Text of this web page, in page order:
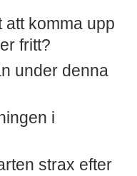
att komma upp
fritt?
under denna
i
strax efter